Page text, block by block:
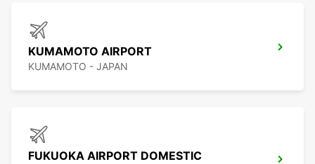
KUMAMOTO AIRPORT
KUMAMOTO - JAPAN
FUKUOKA AIRPORT DOMESTIC